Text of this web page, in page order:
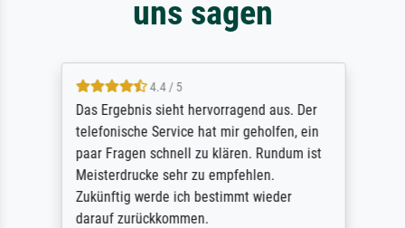
uns sagen
4.4 / 5
Das Ergebnis sieht hervorragend aus. Der
telefonische Service hat mir geholfen, ein
paar Fragen schnell zu klären. Rundum ist
Meisterdrucke sehr zu empfehlen.
Zukünftig werde ich bestimmt wieder
darauf zurückkommen.